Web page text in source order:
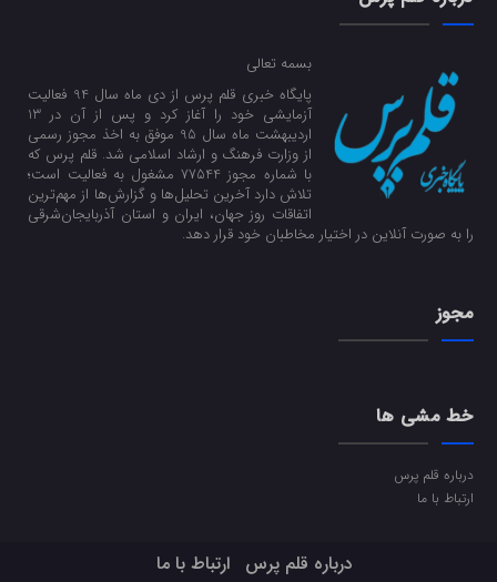
بسمه تعالی
پایگاه خبری قلم پرس از دی ماه سال 94 فعالیت
آزمایشی خود را آغاز کرد و پس از آن در 13
اردیبهشت ماه سال 95 موفق به اخذ مجوز رسمی
از وزارت فرهنگ و ارشاد اسلامی شد. قلم پرس که
با شماره مجوز 77544 مشغول به فعالیت است؛
تلاش دارد آخرین تحلیل‌ها و گزارش‌ها از مهم‌ترین
اتفاقات روز جهان، ایران و استان آذربایجان‌شرقی
را به صورت آنلاین در اختیار مخاطبان خود قرار دهد.
مجوز
خط مشی ها
درباره قلم پرس
ارتباط با ما
درباره قلم پرس ارتباط با ما